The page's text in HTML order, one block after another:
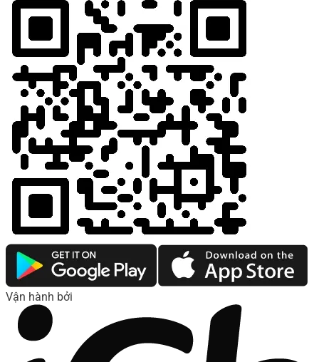
Vận hành bởi